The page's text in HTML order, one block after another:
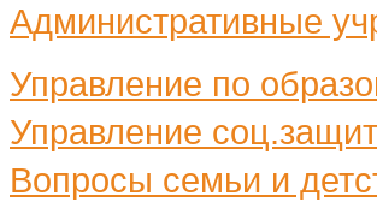
Административные
Управление по
Управление
Вопросы семьи и